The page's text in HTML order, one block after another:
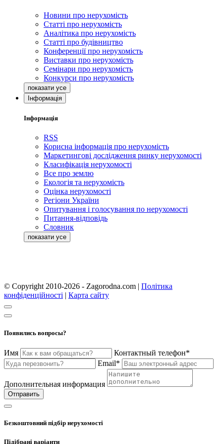
Новини про нерухомість
Статті про нерухомість
Аналітика про нерухомість
Статті про будівництво
Конференції про нерухомість
Виставки про нерухомість
Семінари про нерухомість
Конкурси про нерухомість
Інформація
Інформація
RSS
Корисна інформація про нерухомість
Маркетингові дослідження ринку нерухомості
Класифікація нерухомості
Все про землю
Екологія та нерухомість
Оцінка нерухомості
Регіони України
Опитування і голосування по нерухомості
Питання-відповідь
Словник
© Copyright 2010-2026 - Zagorodna.com | Політика
конфіденційності | Карта сайту
Появились вопросы?
Имя
Контактный телефон*
Email*
Дополнительная информация
Отправить
Безкоштовний підбір нерухомості
Підібрані варіанти